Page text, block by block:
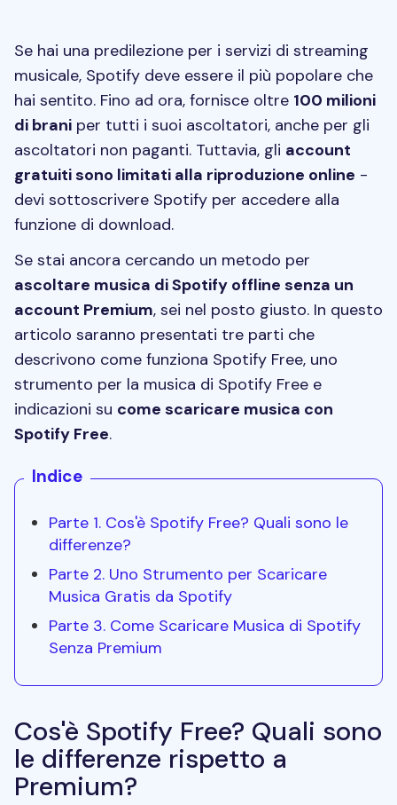
Se hai una predilezione per i servizi di streaming
musicale, Spotify deve essere il più popolare che
hai sentito. Fino ad ora, fornisce oltre 100 milioni
di brani per tutti i suoi ascoltatori, anche per gli
ascoltatori non paganti. Tuttavia, gli account
gratuiti sono limitati alla riproduzione online -
devi sottoscrivere Spotify per accedere alla
funzione di download.
Se stai ancora cercando un metodo per
ascoltare musica di Spotify offline senza un
account Premium, sei nel posto giusto. In questo
articolo saranno presentati tre parti che
descrivono come funziona Spotify Free, uno
strumento per la musica di Spotify Free e
indicazioni su come scaricare musica con
Spotify Free.
Indice
Parte 1. Cos'è Spotify Free? Quali sono le
differenze?
Parte 2. Uno Strumento per Scaricare
Musica Gratis da Spotify
Parte 3. Come Scaricare Musica di Spotify
Senza Premium
Cos'è Spotify Free? Quali sono
le differenze rispetto a
Premium?